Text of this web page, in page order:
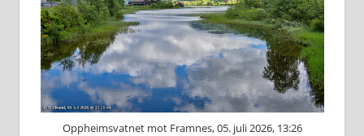
Oppheimsvatnet mot Framnes, 05. juli 2026, 13:26